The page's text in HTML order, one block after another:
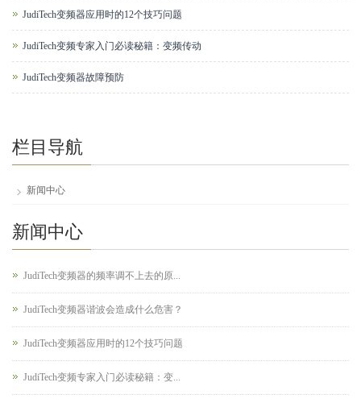
JudiTech变频器应用时的12个技巧问题
JudiTech变频专家入门必读秘籍：变频传动
JudiTech变频器故障预防
栏目导航
新闻中心
新闻中心
JudiTech变频器的频率调不上去的原...
JudiTech变频器谐波会造成什么危害？
JudiTech变频器应用时的12个技巧问题
JudiTech变频专家入门必读秘籍：变...